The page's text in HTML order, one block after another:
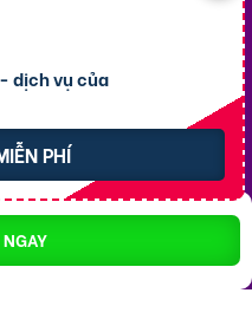
dịch vụ của
PHÍ
X. Thới Lai
Ô Môn
sản